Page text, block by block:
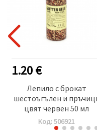
1.20 €
Лепило с брокат
шестоъгълен и
цвят червен 50 мл
Код: 506921